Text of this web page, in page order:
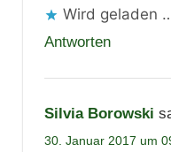
Wird geladen
Antworten
Silvia Borowski
30. Januar 2017 um